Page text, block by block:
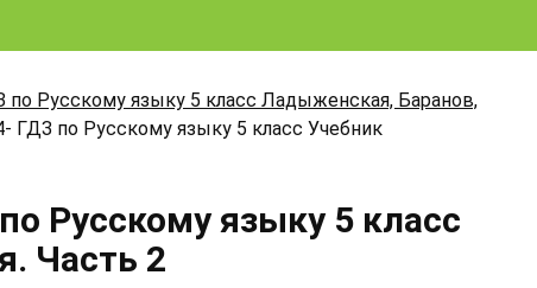
по Русскому языку 5 класс Ладыженская, Баранов,
ГДЗ по Русскому языку 5 класс Учебник
Русскому языку 5 класс
Часть 2